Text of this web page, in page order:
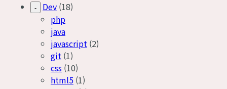
- Dev (18)
php
java
javascript (2)
git (1)
css (10)
html5 (1)